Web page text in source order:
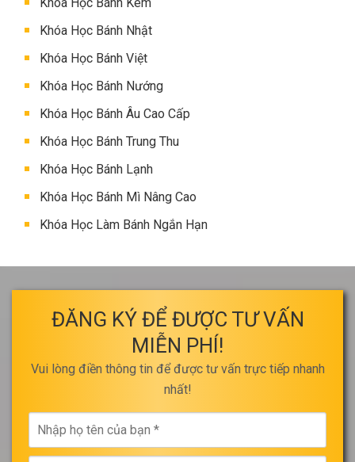
Khóa Học Bánh Nhật
Khóa Học Bánh Việt
Khóa Học Bánh Nướng
Khóa Học Bánh Âu Cao Cấp
Khóa Học Bánh Trung Thu
Khóa Học Bánh Lạnh
Khóa Học Bánh Mì Nâng Cao
Khóa Học Làm Bánh Ngắn Hạn
ĐĂNG KÝ ĐỂ ĐƯỢC TƯ VẤN
MIỄN PHÍ!
Vui lòng điền thông tin để được tư vấn trực tiếp nhanh
nhất!
họ
tên